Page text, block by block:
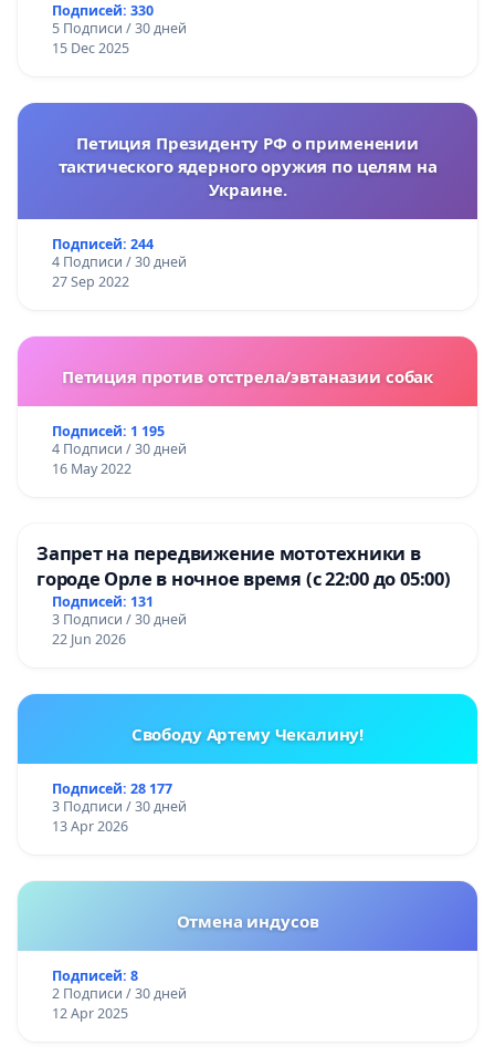
Подписей: 330
5 Подписи / 30 дней
15 Dec 2025
Петиция Президенту РФ о применении
тактического ядерного оружия по целям на
Украине.
Подписей: 244
4 Подписи / 30 дней
27 Sep 2022
Петиция против отстрела/эвтаназии собак
Подписей: 1 195
4 Подписи / 30 дней
16 May 2022
Запрет на передвижение мототехники в
городе Орле в ночное время (с 22:00 до 05:00)
Подписей: 131
3 Подписи / 30 дней
22 Jun 2026
Свободу Артему Чекалину!
Подписей: 28 177
3 Подписи / 30 дней
13 Apr 2026
Отмена индусов
Подписей: 8
2 Подписи / 30 дней
12 Apr 2025